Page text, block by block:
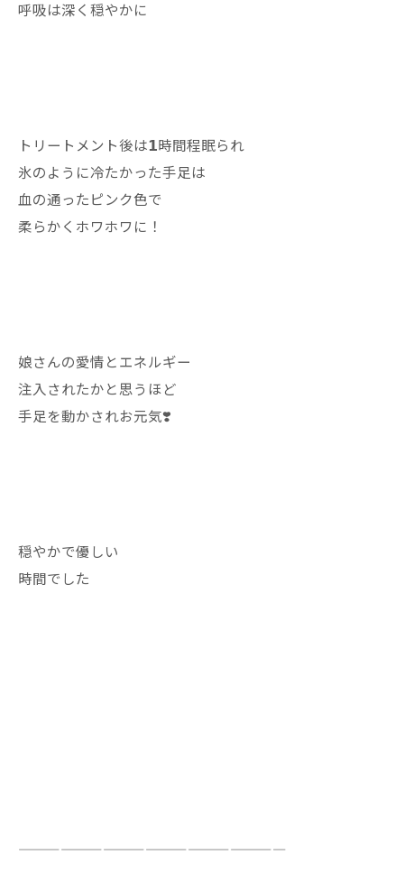
呼吸は深く穏やかに
トリートメント後は𝟭時間程眠られ
氷のように冷たかった手足は
血の通ったピンク色で
柔らかくホワホワに！
娘さんの愛情とエネルギー
注入されたかと思うほど
手足を動かされお元気❣️
穏やかで優しい
時間でした
———————————————————